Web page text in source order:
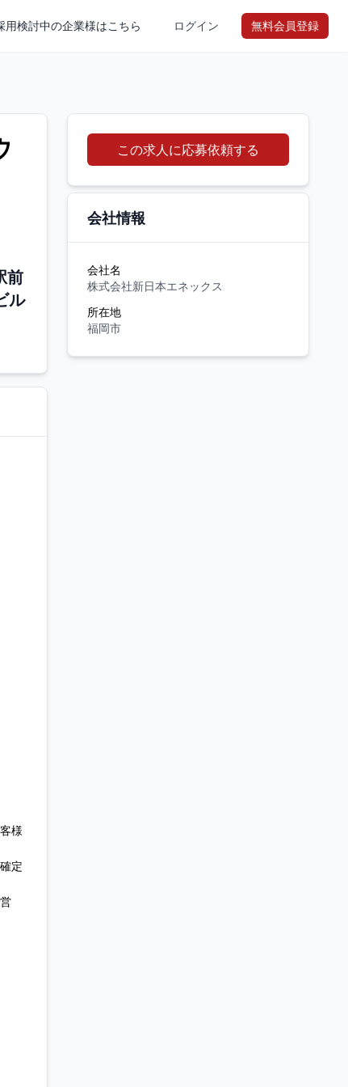
用検討中の企業様はこちら ログイン 無料会員登録
前
ル
様
定
この求人に応募依頼する
会社情報
会社名
株式会社新日本エネックス
所在地
福岡市